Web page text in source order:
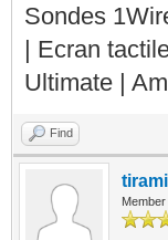
Sondes
| Ecran
Ultimate |
Find
Member